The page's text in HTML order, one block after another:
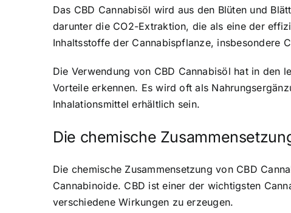
Das CBD Cannabisöl wird aus den Blüten und
darunter die CO2-Extraktion, die als eine der
Inhaltsstoffe der Cannabispflanze, insbesondere
Die Verwendung von CBD Cannabisöl hat in den
Vorteile erkennen. Es wird oft als
Inhalationsmittel erhältlich sein.
Die chemische
Die chemische Zusammensetzung von CBD
Cannabinoide. CBD ist einer der wichtigsten
verschiedene Wirkungen zu erzeugen.